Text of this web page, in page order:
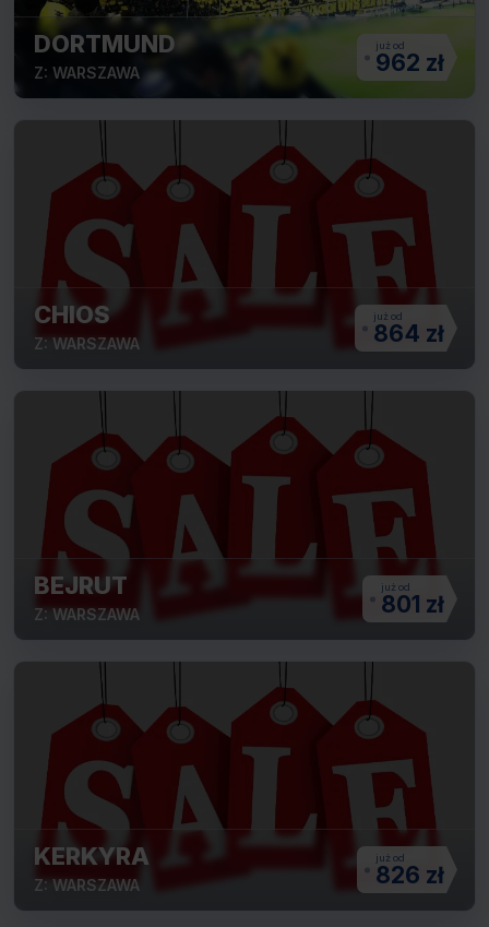
DORTMUND
Z: WARSZAWA 962 zł
CHIOS
Z: WARSZAWA 864 zł
BEJRUT
Z: WARSZAWA 801 zł
KERKYRA
Z: WARSZAWA 826 zł